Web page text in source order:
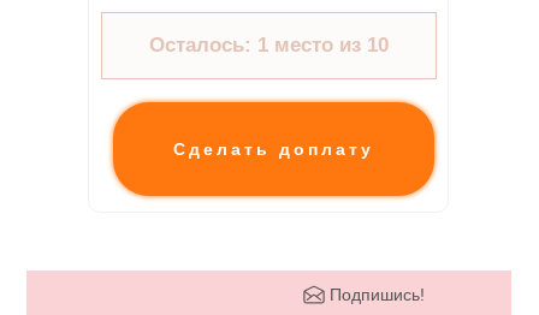
Сделать доплату
Осталось: 1 место из 10
Подпишись!